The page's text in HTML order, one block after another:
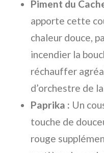
Piment du
apporte cette
chaleur douce,
incendier la
réchauffer
d’orchestre de
Paprika : Un
touche de
rouge